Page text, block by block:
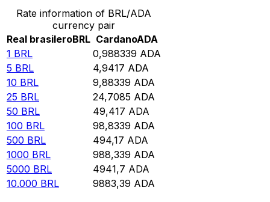
Rate information of BRL/ADA
currency pair
Real brasileroBRL CardanoADA
1 BRL 0,988339 ADA
5 BRL 4,9417 ADA
10 BRL 9,88339 ADA
25 BRL 24,7085 ADA
50 BRL 49,417 ADA
100 BRL 98,8339 ADA
500 BRL 494,17 ADA
1000 BRL 988,339 ADA
5000 BRL 4941,7 ADA
10.000 BRL 9883,39 ADA